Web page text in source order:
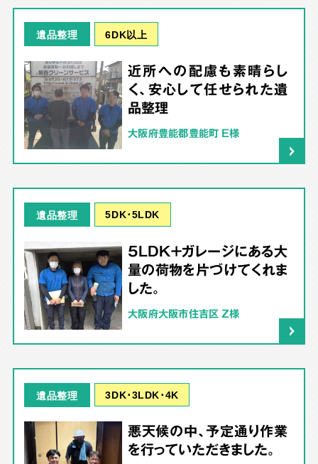
遺品整理 6DK以上
近所への配慮も素晴らし
く、安心して任せられた遺
品整理
大阪府豊能郡豊能町 E様
遺品整理 5DK･5LDK
5LDK＋ガレージにある大
量の荷物を片づけてくれま
した。
大阪府大阪市住吉区 Z様
遺品整理 3DK･3LDK･4K
悪天候の中、予定通り作業
を行っていただきました。